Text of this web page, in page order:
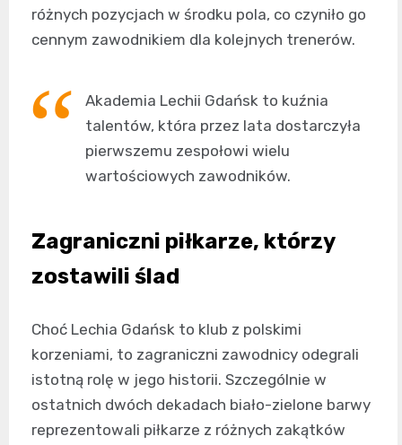
różnych pozycjach w środku pola, co czyniło go
cennym zawodnikiem dla kolejnych trenerów.
Akademia Lechii Gdańsk to kuźnia
talentów, która przez lata dostarczyła
pierwszemu zespołowi wielu
wartościowych zawodników.
Zagraniczni piłkarze, którzy
zostawili ślad
Choć Lechia Gdańsk to klub z polskimi
korzeniami, to zagraniczni zawodnicy odegrali
istotną rolę w jego historii. Szczególnie w
ostatnich dwóch dekadach biało-zielone barwy
reprezentowali piłkarze z różnych zakątków